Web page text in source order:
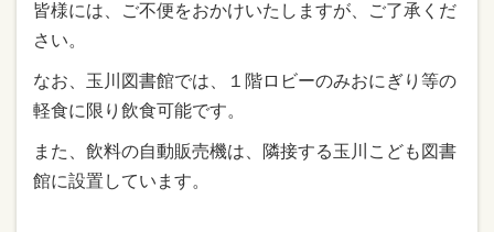
皆様には、ご不便をおかけいたしますが、ご了承くだ
さい。
なお、玉川図書館では、１階ロビーのみおにぎり等の
軽食に限り飲食可能です。
また、飲料の自動販売機は、隣接する玉川こども図書
館に設置しています。